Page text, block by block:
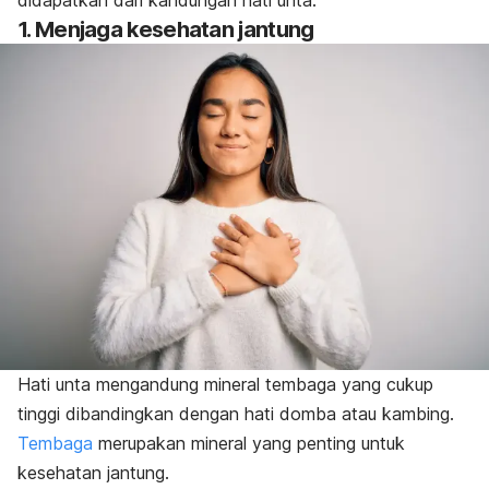
1. Menjaga kesehatan jantung
Hati unta mengandung mineral tembaga yang cukup
tinggi dibandingkan dengan hati domba atau kambing.
Tembaga merupakan mineral yang penting untuk
kesehatan jantung.